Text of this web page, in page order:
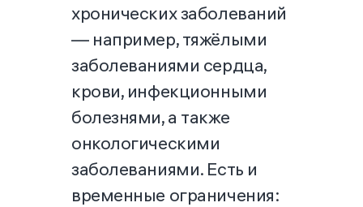
хронических заболеваний
— например, тяжёлыми
заболеваниями сердца,
крови, инфекционными
болезнями, а также
онкологическими
заболеваниями. Есть и
временные ограничения: